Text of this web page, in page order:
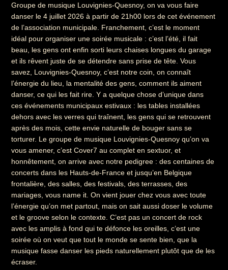
Groupe de musique Louvignies-Quesnoy, on va vous faire
danser le 4 juillet 2026 à partir de 21h00 lors de cet événement
de l’association municipale. Franchement, c’est le moment
idéal pour organiser une soirée musicale : c’est l’été, il fait
beau, les gens ont enfin sorti leurs chaises longues du garage
et ils rêvent juste de se détendre sans prise de tête. Vous
savez, Louvignies-Quesnoy, c’est notre coin, on connaît
l’énergie du lieu, la mentalité des gens, comment ils aiment
danser, ce qui les fait rire. Y a quelque chose d’unique dans
ces événements municipaux estivaux : les tables installées
dehors avec les verres qui traînent, les gens qui se retrouvent
après des mois, cette envie naturelle de bouger sans se
torturer. Le groupe de musique Louvignies-Quesnoy qu’on va
vous amener, c’est Cover7 au complet en sextuor, et
honnêtement, on arrive avec notre pedigree : des centaines de
concerts dans les Hauts-de-France et jusqu’en Belgique
frontalière, des salles, des festivals, des terrasses, des
mariages, vous name it. On vient jouer chez vous avec toute
l’énergie qu’on met partout, mais on sait aussi doser le volume
et le groove selon le contexte. C’est pas un concert de rock
avec les amplis à fond qui te défonce les oreilles, c’est une
soirée où on veut que tout le monde se sente bien, que la
musique fasse danser les pieds naturellement plutôt que de les
écraser.